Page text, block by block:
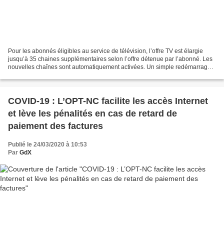
Pour les abonnés éligibles au service de télévision, l’offre TV est élargie
jusqu’à 35 chaines supplémentaires selon l’offre détenue par l’abonné. Les
nouvelles chaînes sont automatiquement activées. Un simple redémarrage
COVID-19 : L’OPT-NC facilite les accès Internet
et lève les pénalités en cas de retard de
paiement des factures
Publié le 24/03/2020 à 10:53
Par GdX